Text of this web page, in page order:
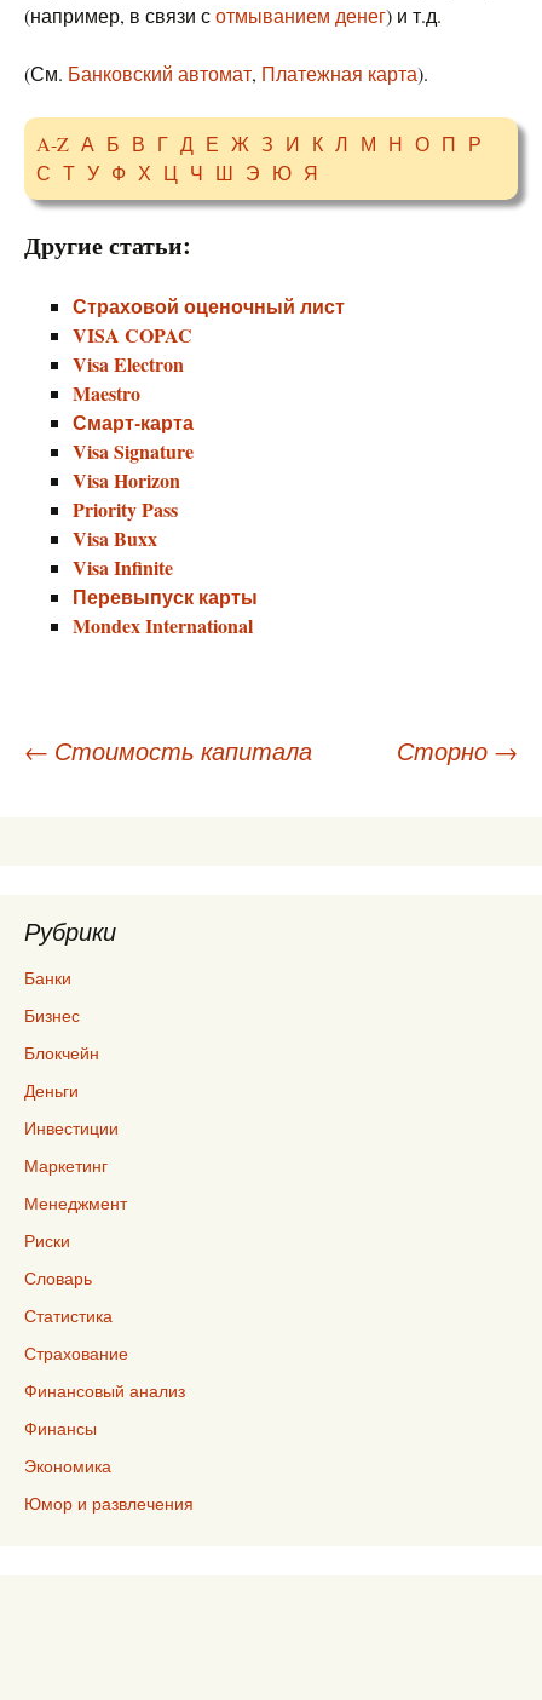
(например, в связи сотмыванием денег) и т.д.
(См. Банковский автомат, Платежная карта).
A-Z А Б В Г Д Е Ж З И К Л М Н О П Р
С Т У Ф Х Ц Ч Ш Э Ю Я
Другие статьи:
Страховой оценочный лист
VISA COPAC
Visa Electron
Maestro
Смарт-карта
Visa Signature
Visa Horizon
Priority Pass
Visa Buxx
Visa Infinite
Перевыпуск карты
Mondex International
Навигация
← Стоимость капитала Сторно →
Рубрики
Банки
Бизнес
Блокчейн
Деньги
Инвестиции
Маркетинг
Менеджмент
Риски
Словарь
Статистика
Страхование
Финансовый анализ
Финансы
Экономика
Юмор и развлечения